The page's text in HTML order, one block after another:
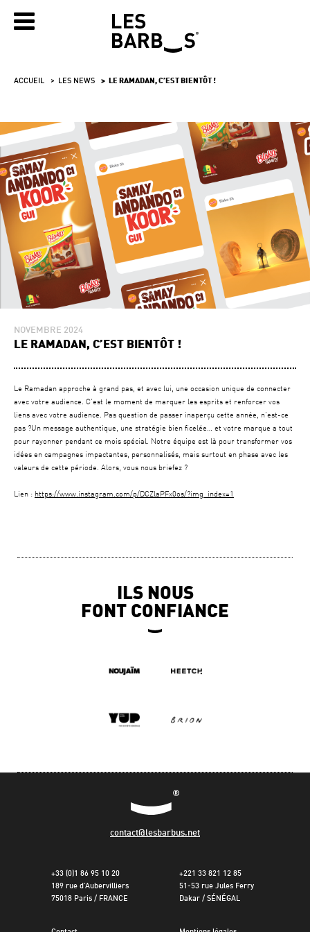
ACCUEIL LES NEWS LE RAMADAN, C’EST BIENTÔT !
NOVEMBRE 2024
LE RAMADAN, C’EST BIENTÔT !
Le Ramadan approche à grand pas, et avec lui, une occasion unique de connecter
avec votre audience. C’est le moment de marquer les esprits et renforcer vos
liens avec votre audience. Pas question de passer inaperçu cette année, n’est-ce
pas ?Un message authentique, une stratégie bien ficelée… et votre marque a tout
pour rayonner pendant ce mois spécial. Notre équipe est là pour transformer vos
idées en campagnes impactantes, personnalisés, mais surtout en phase avec les
valeurs de cette période. Alors, vous nous briefez ?
Lien : https://www.instagram.com/p/DCZlaPFx0os/?img_index=1
ILS NOUS
FONT CONFIANCE
contact@lesbarbus.net
+33 (0)1 86 95 10 20
189 rue d’Aubervilliers
75018 Paris / FRANCE
+221 33 821 12 85
51-53 rue Jules Ferry
Dakar / SÉNÉGAL